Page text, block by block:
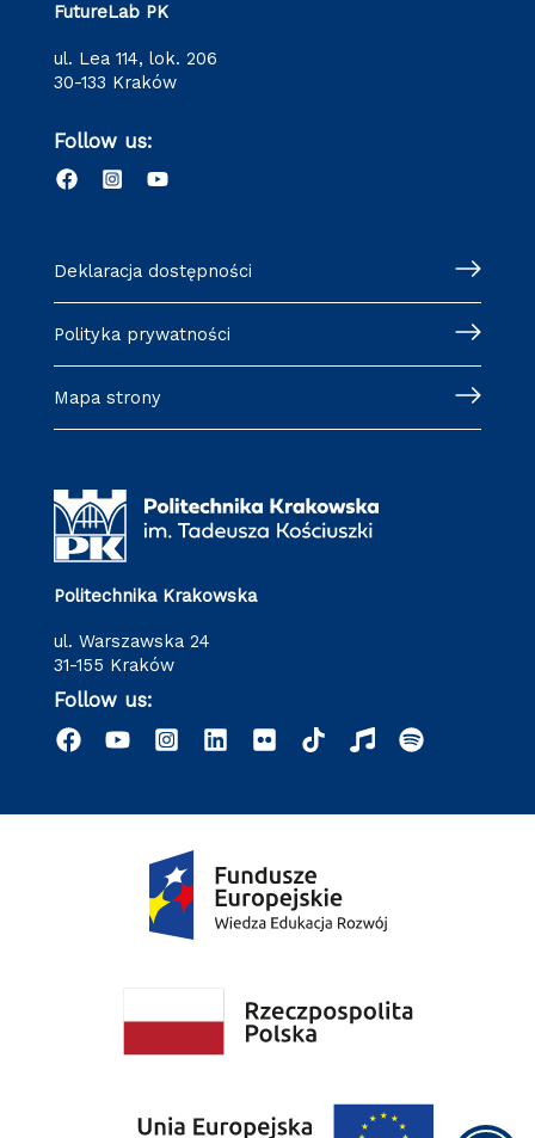
FutureLab PK
ul. Lea 114, lok. 206
30-133 Kraków
Follow us:
Deklaracja dostępności
Polityka prywatności
Mapa strony
Politechnika Krakowska
ul. Warszawska 24
31-155 Kraków
Follow us: